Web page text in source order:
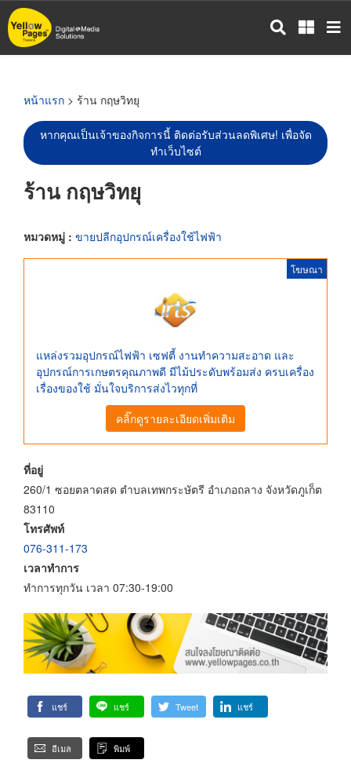
ข้าม
ไป
หน้าแรก > ร้าน กฤษวิทยุ
หากคุณเป็นเจ้าของกิจการนี้ ติดต่อรับส่วนลดพิเศษ! เพื่อจัด
ทำเว็บไซต์
ร้าน กฤษวิทยุ
หมวดหมู่ : ขายปลีกอุปกรณ์เครื่องใช้ไฟฟ้า
โฆษณา
แหล่งรวมอุปกรณ์ไฟฟ้า เซฟตี้ งานทำความสะอาด และ
อุปกรณ์การเกษตรคุณภาพดี มีไม้ประดับพร้อมส่ง ครบเครื่อง
เรื่องของใช้ มั่นใจบริการส่งไวทุกที่
คลิ๊กดูรายละเอียดเพิ่มเติม
ที่อยู่
260/1 ซอยตลาดสด ตำบลเทพกระษัตรี อำเภอถลาง จังหวัดภูเก็ต
83110
โทรศัพท์
076-311-173
เวลาทำการ
ทำการทุกวัน เวลา 07:30-19:00
แชร์ แชร์ Tweet แชร์
อีเมล พิมพ์